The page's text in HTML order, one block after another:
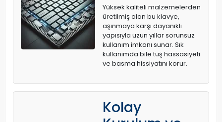
Yüksek kaliteli malzemelerden
üretilmiş olan bu klavye,
aşınmaya karşı dayanıklı
yapısıyla uzun yıllar sorunsuz
kullanım imkanı sunar. Sık
kullanımda bile tuş hassasiyeti
ve basma hissiyatını korur.
Kolay